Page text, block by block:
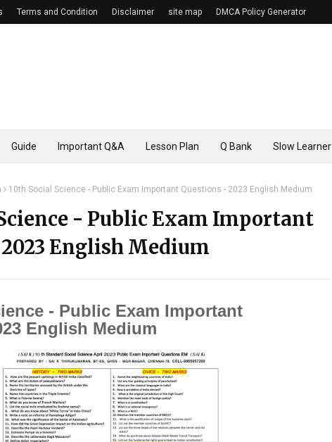
Terms and Condition Disclaimer site map DMCA Policy Generator
Guide Important Q&A Lesson Plan Q Bank Slow Learner
10th Social Science - Public Exam Important Questions - 2023 English Medium
- Public Exam Important
English Medium
- Public Exam Important
English Medium